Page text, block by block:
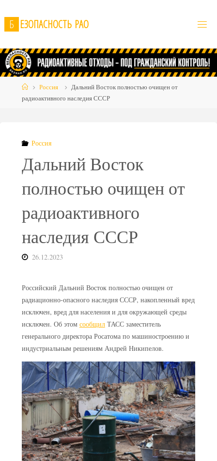
to
content
Б ЕЗОПАСНОСТЬ РАО
HomeРоссия
Дальний Восток полностью очищен от
радиоактивного наследия СССР
Россия
Дальний Восток
полностью очищен от
радиоактивного
наследия СССР
26.12.2023
Российский Дальний Восток полностью очищен от
радиационно-опасного наследия СССР, накопленный вред
исключен, вред для населения и для окружающей среды
исключен. Об этом сообщилТАСС заместитель
генерального директора Росатома по машиностроению и
индустриальным решениям Андрей Никипелов.